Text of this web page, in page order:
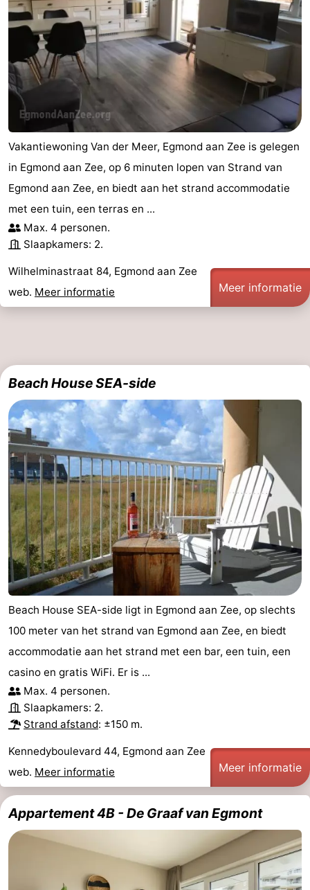
Vakantiewoning Van der Meer, Egmond aan Zee is gelegen
in Egmond aan Zee, op 6 minuten lopen van Strand van
Egmond aan Zee, en biedt aan het strand accommodatie
met een tuin, een terras en ...
Max. 4 personen.
Slaapkamers: 2.
Wilhelminastraat 84, Egmond aan Zee
web. Meer informatie Meer informatie
Beach House SEA-side
Beach House SEA-side ligt in Egmond aan Zee, op slechts
100 meter van het strand van Egmond aan Zee, en biedt
accommodatie aan het strand met een bar, een tuin, een
casino en gratis WiFi. Er is ...
Max. 4 personen.
Slaapkamers: 2.
Strand afstand: ±150 m.
Kennedyboulevard 44, Egmond aan Zee
web. Meer informatie Meer informatie
Appartement 4B - De Graaf van Egmont